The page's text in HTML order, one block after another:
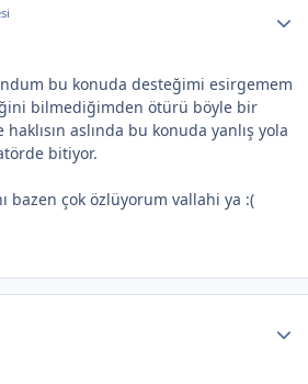
bu konuda desteğimi esirgemem
bilmediğimden ötürü böyle bir
aslında bu konuda yanlış yola
bitiyor.
bazen çok özlüyorum vallahi ya :(